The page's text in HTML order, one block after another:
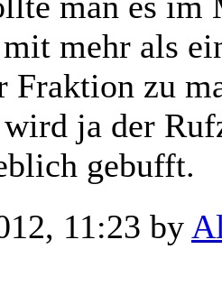
mehr als
Fraktion zu
wird ja der
gebufft.
11:23 by